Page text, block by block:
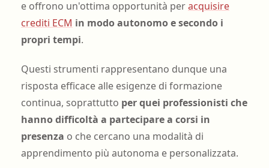
e offrono un'ottima opportunità peracquisire
crediti ECM in modo autonomo e secondo i
propri tempi.
Questi strumenti rappresentano dunque una
risposta efficace alle esigenze di formazione
continua, soprattutto per quei professionisti che
hanno difficoltà a partecipare a corsi in
presenza o che cercano una modalità di
apprendimento più autonoma e personalizzata.